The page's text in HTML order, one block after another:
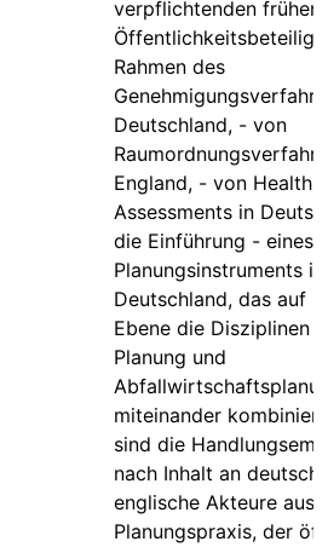
verpflichtenden frühen
Rahmen des
Deutschland, - von
England, - von Health
Assessments in
die Einführung - eines
Planungsinstruments in
Deutschland, das auf
Ebene die Disziplinen
Planung und
miteinander
sind die
nach Inhalt an
englische Akteure aus
Planungspraxis, der